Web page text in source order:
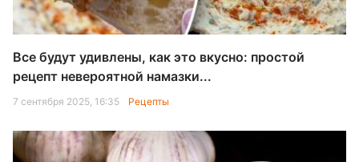
Все будут удивлены, как это вкусно: простой
рецепт невероятной намазки...
7 сентября 2025, 16:35 Рецепты